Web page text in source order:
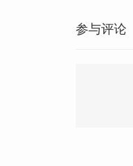
参与评论